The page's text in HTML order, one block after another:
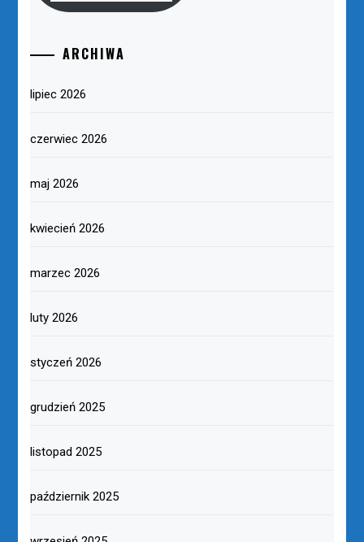
ARCHIWA
lipiec 2026
czerwiec 2026
maj 2026
kwiecień 2026
marzec 2026
luty 2026
styczeń 2026
grudzień 2025
listopad 2025
październik 2025